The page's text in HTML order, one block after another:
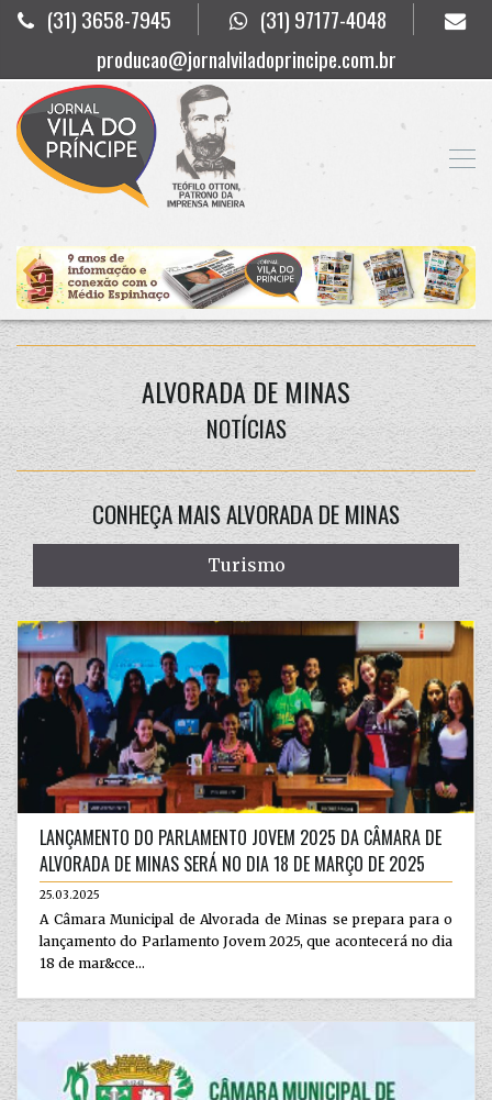
(31) 3658-7945
(31) 97177-4048
producao@jornalviladoprincipe.com.br
ALVORADA DE MINAS
NOTÍCIAS
CONHEÇA MAIS ALVORADA DE MINAS
Turismo
LANÇAMENTO DO PARLAMENTO JOVEM 2025 DA CÂMARA DE
ALVORADA DE MINAS SERÁ NO DIA 18 DE MARÇO DE 2025
25.03.2025
A Câmara Municipal de Alvorada de Minas se prepara para o
lançamento do Parlamento Jovem 2025, que acontecerá no dia
18 de mar&cce...